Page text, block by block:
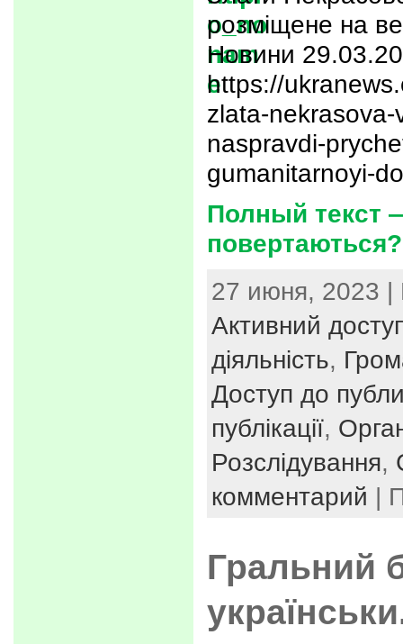
розміщене на
Новини
https://
zlata-
naspravdi-
gumanitarnoyi-
Полный текст
27 июня, 2023 |
Активний
діяльність,
Доступ до
публікації,
Розслідування,
комментарий |
Гральний